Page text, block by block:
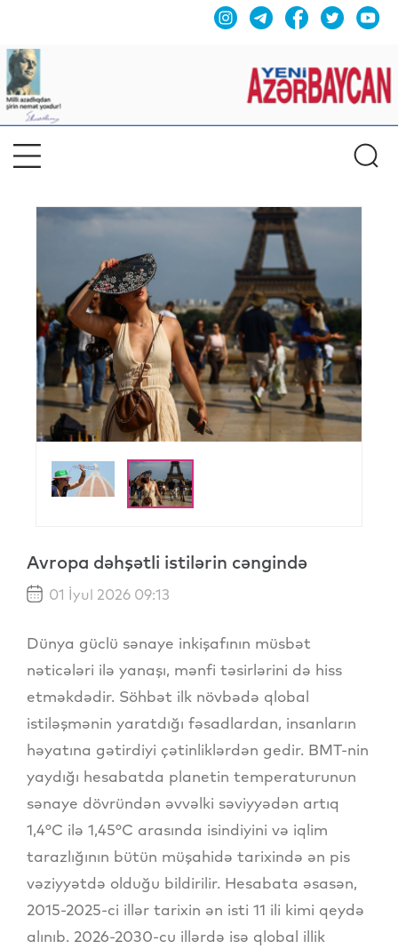
Previous
Avropa dəhşətli istilərin cəngində
01 İyul 2026 09:13
Dünya güclü sənaye inkişafının müsbət
nəticələri ilə yanaşı, mənfi təsirlərini də hiss
etməkdədir. Söhbət ilk növbədə qlobal
istiləşmənin yaratdığı fəsadlardan, insanların
həyatına gətirdiyi çətinliklərdən gedir. BMT-nin
yaydığı hesabatda planetin temperaturunun
sənaye dövründən əvvəlki səviyyədən artıq
1,4°C ilə 1,45°C arasında isindiyini və iqlim
tarazlığının bütün müşahidə tarixində ən pis
vəziyyətdə olduğu bildirilir. Hesabata əsasən,
2015-2025-ci illər tarixin ən isti 11 ili kimi qeydə
alınıb. 2026-2030-cu illərdə isə qlobal illik